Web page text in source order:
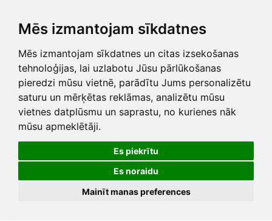
Mēs izmantojam sīkdatnes
Mēs izmantojam sīkdatnes un citas izsekošanas
tehnoloģijas, lai uzlabotu Jūsu pārlūkošanas
pieredzi mūsu vietnē, parādītu Jums personalizētu
saturu un mērķētas reklāmas, analizētu mūsu
vietnes datplūsmu un saprastu, no kurienes nāk
mūsu apmeklētāji.
Es piekrītu
Es noraidu
Mainīt manas preferences